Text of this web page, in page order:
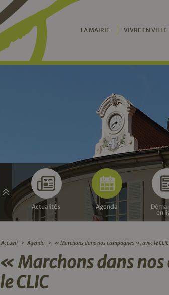
LA MAIRIE VIVRE EN VILLE
Actualités Agenda
en
Accueil > Agenda > « Marchons dans nos campagnes », avec le CLIC
« Marchons dans
le CLIC